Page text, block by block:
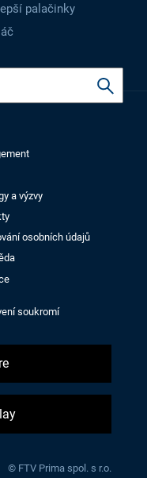
palačinky
a výzvy
osobních údajů
soukromí
© FTV Prima spol. s r.o.